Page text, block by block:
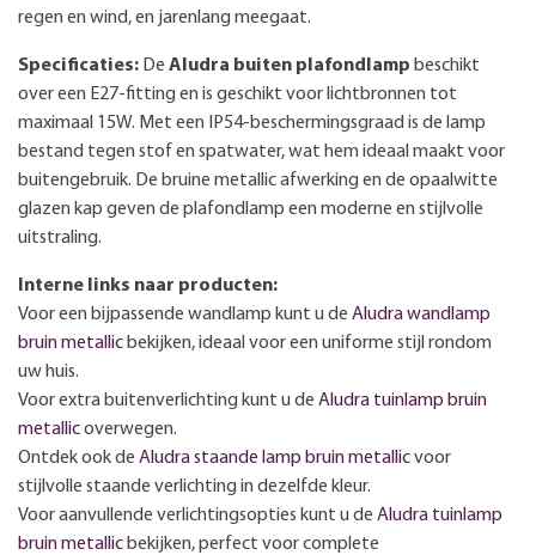
regen en wind, en jarenlang meegaat.
Specificaties: De Aludra buiten plafondlamp beschikt
over een E27-fitting en is geschikt voor lichtbronnen tot
maximaal 15W. Met een IP54-beschermingsgraad is de lamp
bestand tegen stof en spatwater, wat hem ideaal maakt voor
buitengebruik. De bruine metallic afwerking en de opaalwitte
glazen kap geven de plafondlamp een moderne en stijlvolle
uitstraling.
Interne links naar producten:
Voor een bijpassende wandlamp kunt u de Aludra wandlamp
bruin metallic bekijken, ideaal voor een uniforme stijl rondom
uw huis.
Voor extra buitenverlichting kunt u de Aludra tuinlamp bruin
metallicoverwegen.
Ontdek ook de Aludra staande lamp bruin metallicvoor
stijlvolle staande verlichting in dezelfde kleur.
Voor aanvullende verlichtingsopties kunt u de Aludra tuinlamp
bruin metallic bekijken, perfect voor complete